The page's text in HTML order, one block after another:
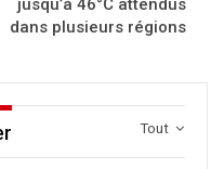
jusqu’à 46°C attendus
dans plusieurs régions
Tout